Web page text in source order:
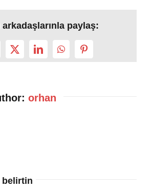
paylaş:
X LinkedInWhatsAppPinterest
orhan
belirtin